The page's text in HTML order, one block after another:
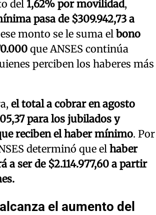
del 1,62% por movilidad,
pasa de $309.942,73 a
monto se le suma el bono
que ANSES continúa
perciben los haberes más
el total a cobrar en agosto
para los jubilados y
reciben el haber mínimo. Por
determinó que el haber
a ser de $2.114.977,60 a partir
el aumento del